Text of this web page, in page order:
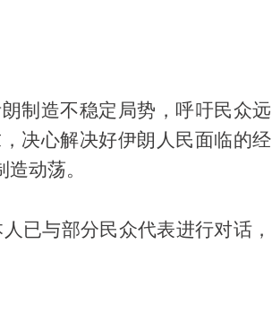
制造不稳定局势，呼吁民众远
决心解决好伊朗人民面临的经
动荡。
已与部分民众代表进行对话，